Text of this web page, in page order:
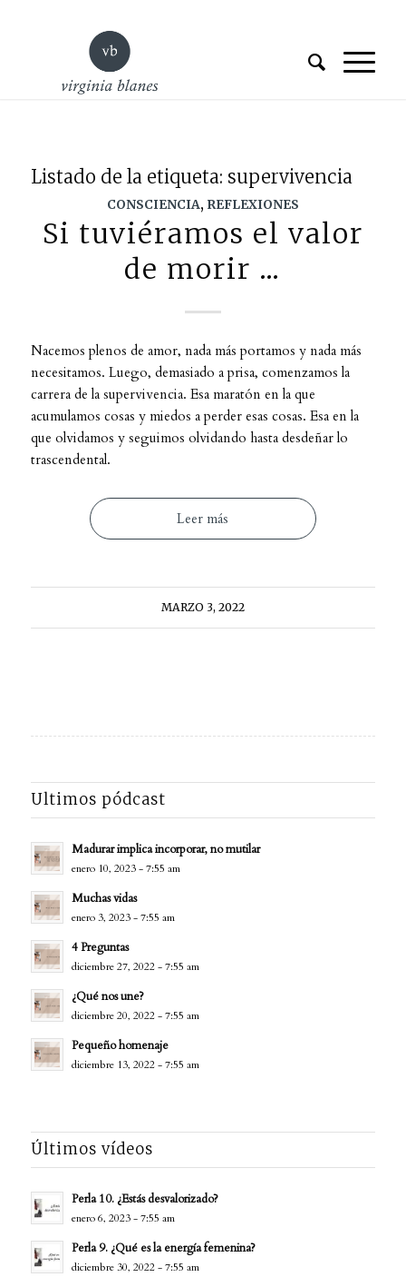
Listado de la etiqueta: supervivencia
CONSCIENCIA, REFLEXIONES
Si tuviéramos el valor
de morir …
Nacemos plenos de amor, nada más portamos y nada más
necesitamos. Luego, demasiado a prisa, comenzamos la
carrera de la supervivencia. Esa maratón en la que
acumulamos cosas y miedos a perder esas cosas. Esa en la
que olvidamos y seguimos olvidando hasta desdeñar lo
trascendental.
Leer más
MARZO 3, 2022
Ultimos pódcast
Madurar implica incorporar, no mutilar
enero 10, 2023 - 7:55 am
Muchas vidas
enero 3, 2023 - 7:55 am
4 Preguntas
diciembre 27, 2022 - 7:55 am
¿Qué nos une?
diciembre 20, 2022 - 7:55 am
Pequeño homenaje
diciembre 13, 2022 - 7:55 am
Últimos vídeos
Perla 10. ¿Estás desvalorizado?
enero 6, 2023 - 7:55 am
Perla 9. ¿Qué es la energía femenina?
diciembre 30, 2022 - 7:55 am